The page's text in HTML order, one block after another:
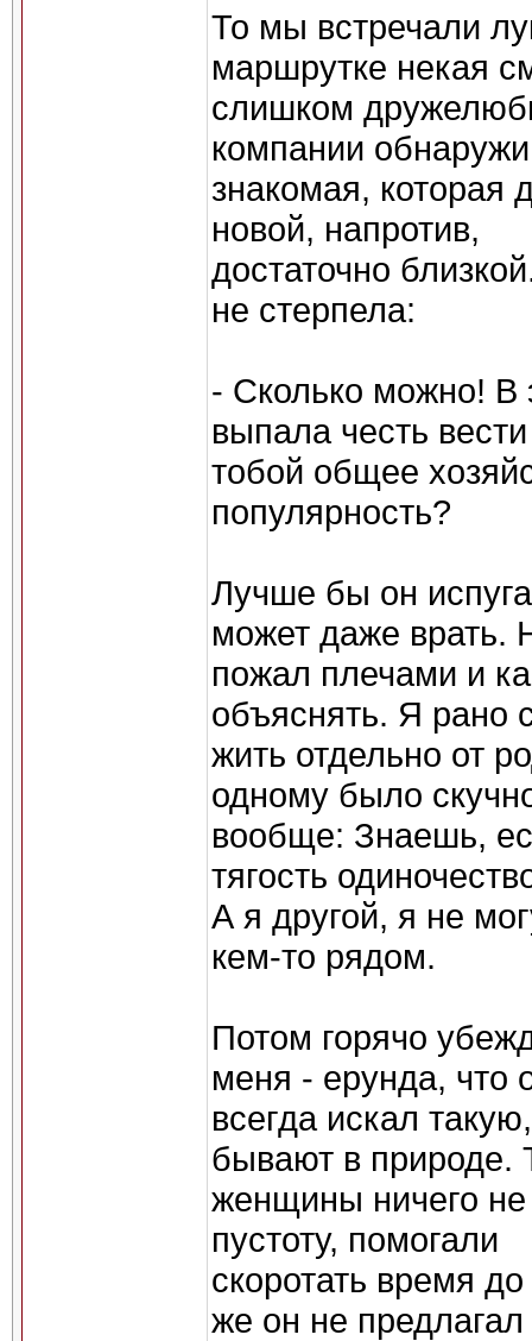
То мы встречали
маршрутке некая
слишком
компании
знакомая, которая
новой, напротив,
достаточно
не стерпела:
- Сколько можно! В
выпала честь
тобой общее
популярность?
Лучше бы он
может даже врать.
пожал плечами и
объяснять. Я рано
жить отдельно от
одному было
вообще: Знаешь,
тягость
А я другой, я не
кем-то рядом.
Потом горячо
меня - ерунда, что
всегда искал
бывают в природе.
женщины ничего не
пустоту, помогали
скоротать время
же он не предлагал